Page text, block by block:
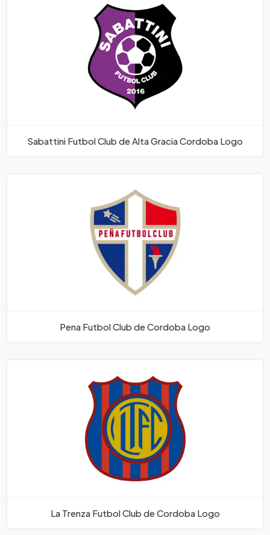
Sabattini Futbol Club de Alta Gracia Cordoba Logo
Pena Futbol Club de Cordoba Logo
La Trenza Futbol Club de Cordoba Logo